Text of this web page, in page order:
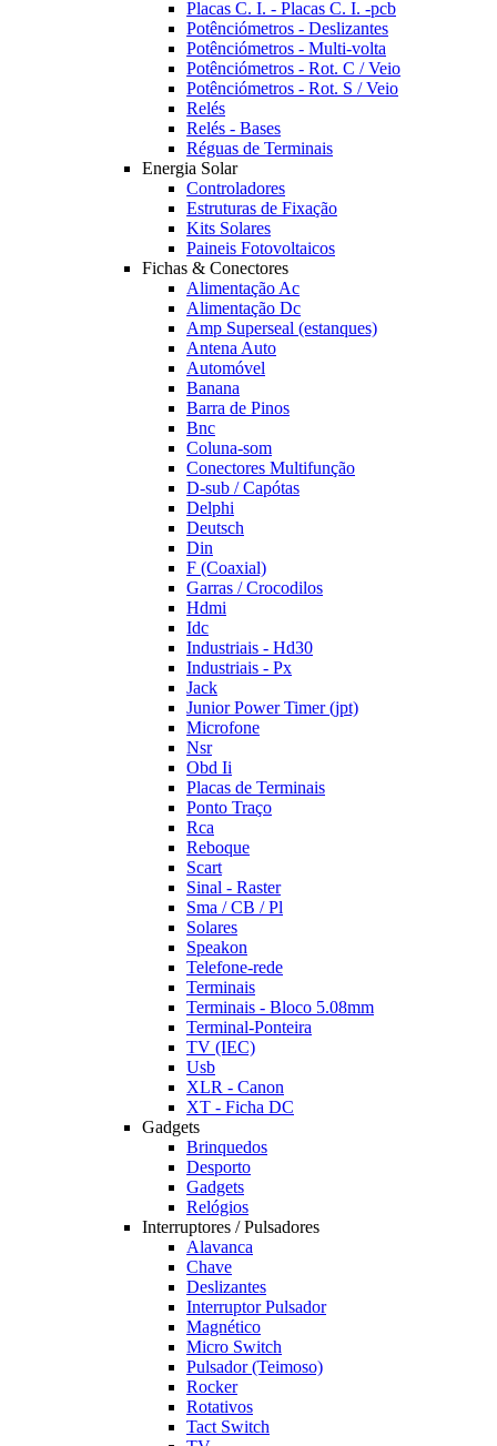
Placas C. I. - Placas C. I. -pcb
Potênciómetros - Deslizantes
Potênciómetros - Multi-volta
Potênciómetros - Rot. C / Veio
Potênciómetros - Rot. S / Veio
Relés
Relés - Bases
Réguas de Terminais
Energia Solar
Controladores
Estruturas de Fixação
Kits Solares
Paineis Fotovoltaicos
Fichas & Conectores
Alimentação Ac
Alimentação Dc
Amp Superseal (estanques)
Antena Auto
Automóvel
Banana
Barra de Pinos
Bnc
Coluna-som
Conectores Multifunção
D-sub / Capótas
Delphi
Deutsch
Din
F (Coaxial)
Garras / Crocodilos
Hdmi
Idc
Industriais - Hd30
Industriais - Px
Jack
Junior Power Timer (jpt)
Microfone
Nsr
Obd Ii
Placas de Terminais
Ponto Traço
Rca
Reboque
Scart
Sinal - Raster
Sma / CB / Pl
Solares
Speakon
Telefone-rede
Terminais
Terminais - Bloco 5.08mm
Terminal-Ponteira
TV (IEC)
Usb
XLR - Canon
XT - Ficha DC
Gadgets
Brinquedos
Desporto
Gadgets
Relógios
Interruptores / Pulsadores
Alavanca
Chave
Deslizantes
Interruptor Pulsador
Magnético
Micro Switch
Pulsador (Teimoso)
Rocker
Rotativos
Tact Switch